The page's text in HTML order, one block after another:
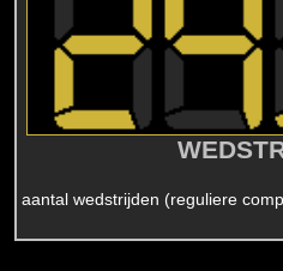
aantal wedstrijden (reguliere